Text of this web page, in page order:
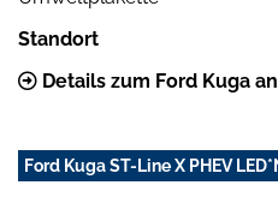
Standort
Details zum Ford Kuga
Ford Kuga ST-Line X PHEV